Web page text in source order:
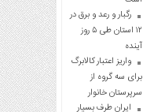
رگبار و رعد و برق در
۱۲ استان طی ۵ روز
آینده
واریز اعتبار کالابرگ
برای سه گروه از
سرپرستان خانوار
ایران طرف بسیار